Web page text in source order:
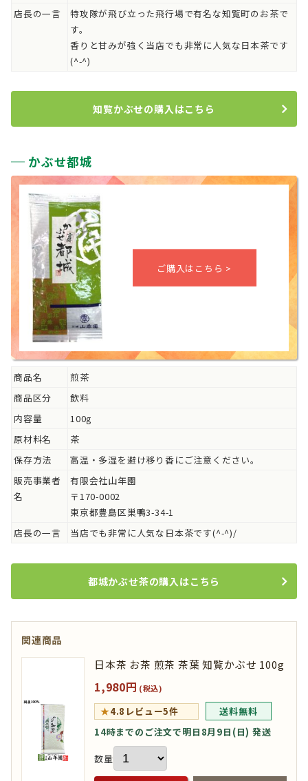
店長の一言
特攻隊が飛び立った飛行場で有名な知覧町のお茶で
す。
香りと甘みが強く当店でも非常に人気な日本茶です
(^-^)
知覧かぶせの購入はこちら
かぶせ都城
商品名
煎茶
商品区分
飲料
内容量
100g
原材料名
茶
保存方法
高温・多湿を避け移り香にご注意ください。
販売事業者
名
有限会社山年園
〒170-0002
東京都豊島区巣鴨3-34-1
店長の一言
当店でも非常に人気な日本茶です(^-^)/
都城かぶせ茶の購入はこちら
関連商品
日本茶 お茶 煎茶 茶葉 知覧かぶせ 100g
1,980円 (税込)
★4.8 レビュー5件
送料無料
14時までのご注文で明日8月9日(日) 発送
数量